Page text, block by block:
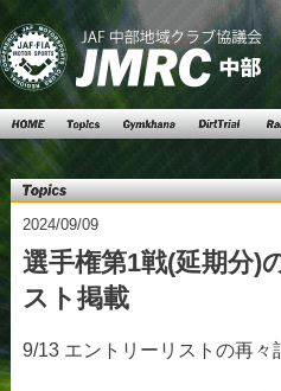
Top TopicsGymkhanaDartTrial
Topics
2024/09/09
選手権第1戦(延期分)
スト掲載
9/13 エントリーリストの再々